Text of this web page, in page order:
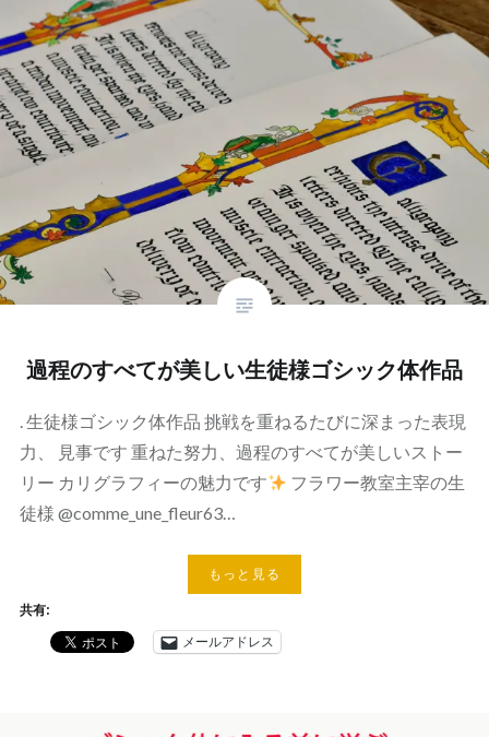
過程のすべてが美しい生徒様ゴシック体作品
. 生徒様ゴシック体作品 挑戦を重ねるたびに深まった表現
力、 見事です 重ねた努力、過程のすべてが美しいストー
リー カリグラフィーの魅力です
フラワー教室主宰の生
徒様 @comme_une_fleur63…
もっと見る
共有:
メールアドレス